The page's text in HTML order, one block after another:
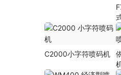
C2000小字符喷码机